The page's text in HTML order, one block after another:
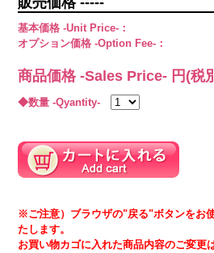
基本価格 -Unit Price-：
オプション価格 -Option Fee-：
商品価格 -Sales Price- 円(税
◆数量 -Qyantity-
※ご注意）ブラウザの"戻る"ボタンをお
たします。
お買い物カゴに入れた商品内容のご変更